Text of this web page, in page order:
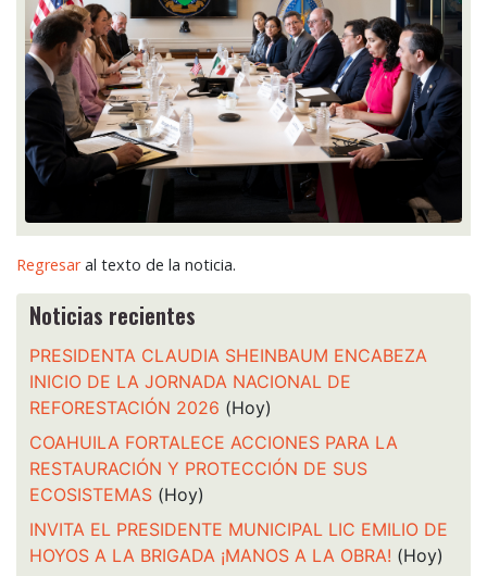
Regresaral texto de la noticia.
Noticias recientes
PRESIDENTA CLAUDIA SHEINBAUM ENCABEZA
INICIO DE LA JORNADA NACIONAL DE
REFORESTACIÓN 2026 (Hoy)
COAHUILA FORTALECE ACCIONES PARA LA
RESTAURACIÓN Y PROTECCIÓN DE SUS
ECOSISTEMAS (Hoy)
INVITA EL PRESIDENTE MUNICIPAL LIC EMILIO DE
HOYOS A LA BRIGADA ¡MANOS A LA OBRA! (Hoy)